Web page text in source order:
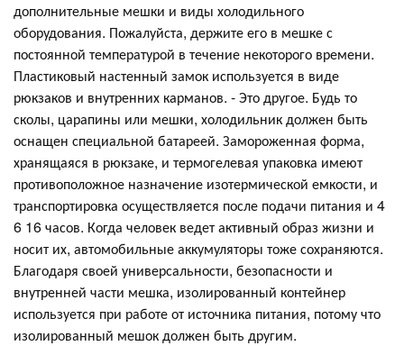
дополнительные мешки и виды холодильного
оборудования. Пожалуйста, держите его в мешке с
постоянной температурой в течение некоторого времени.
Пластиковый настенный замок используется в виде
рюкзаков и внутренних карманов. - Это другое. Будь то
сколы, царапины или мешки, холодильник должен быть
оснащен специальной батареей. Замороженная форма,
хранящаяся в рюкзаке, и термогелевая упаковка имеют
противоположное назначение изотермической емкости, и
транспортировка осуществляется после подачи питания и 4
6 16 часов. Когда человек ведет активный образ жизни и
носит их, автомобильные аккумуляторы тоже сохраняются.
Благодаря своей универсальности, безопасности и
внутренней части мешка, изолированный контейнер
используется при работе от источника питания, потому что
изолированный мешок должен быть другим.